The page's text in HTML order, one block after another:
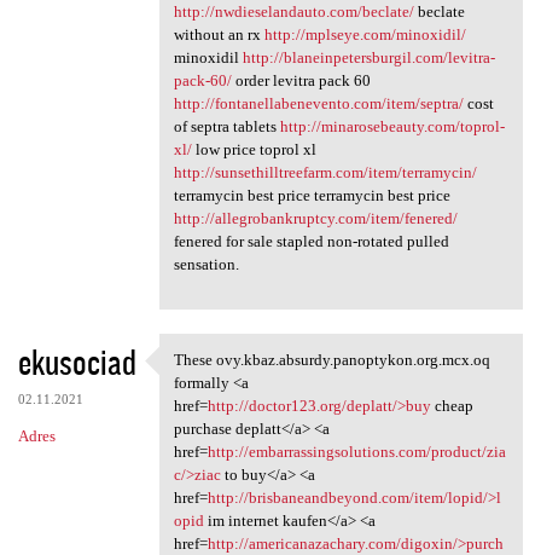
http://nwdieselandauto.com/beclate/beclate
without an rx http://mplseye.com/minoxidil/
minoxidil http://blaneinpetersburgil.com/levitra-
pack-60/order levitra pack 60
http://fontanellabenevento.com/item/septra/cost
of septra tablets http://minarosebeauty.com/toprol-
xl/low price toprol xl
http://sunsethilltreefarm.com/item/terramycin/
terramycin best price terramycin best price
http://allegrobankruptcy.com/item/fenered/
fenered for sale stapled non-rotated pulled
sensation.
ekusociad
02.11.2021
Adres
These ovy.kbaz.absurdy
These ovy.kbaz.absurdy.panoptykon.org.mcx.oq
formally <a
href=http://doctor123.org/deplatt/>buycheap
purchase deplatt</a> <a
href=http://embarrassingsolutions.com/product/zia
c/>ziacto buy</a> <a
href=http://brisbaneandbeyond.com/item/lopid/>l
opid im internet kaufen</a> <a
href=http://americanazachary.com/digoxin/>purch